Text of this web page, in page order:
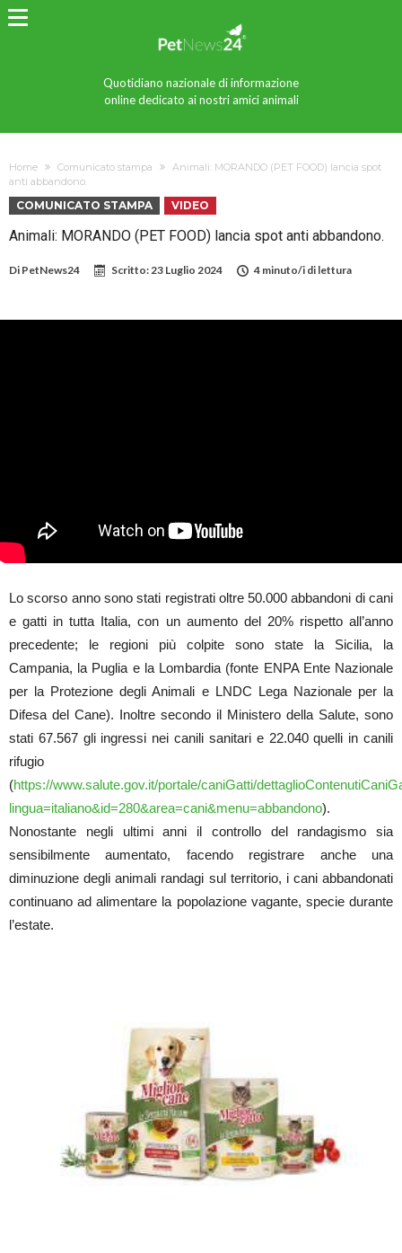
Quotidiano nazionale di informazione
online dedicato ai nostri amici animali
Home Comunicato stampa
Animali: MORANDO (PET FOOD) lancia spot
anti abbandono.
COMUNICATO STAMPA VIDEO
Animali: MORANDO (PET FOOD) lancia spot anti abbandono.
Di PetNews24 Scritto:23 Luglio 2024 4 minuto/i di lettura
Lo scorso anno sono stati registrati oltre 50.000 abbandoni di cani
e gatti in tutta Italia, con un aumento del 20% rispetto all’anno
precedente; le regioni più colpite sono state la Sicilia, la
Campania, la Puglia e la Lombardia (fonte ENPA Ente Nazionale
per la Protezione degli Animali e LNDC Lega Nazionale per la
Difesa del Cane). Inoltre secondo il Ministero della Salute, sono
stati 67.567 gli ingressi nei canili sanitari e 22.040 quelli in canili
rifugio
(https://www.salute.gov.it/portale/caniGatti/
lingua=italiano&id=280&area=cani&menu=abbandono).
Nonostante negli ultimi anni il controllo del randagismo sia
sensibilmente aumentato, facendo registrare anche una
diminuzione degli animali randagi sul territorio, i cani abbandonati
continuano ad alimentare la popolazione vagante, specie durante
l’estate.